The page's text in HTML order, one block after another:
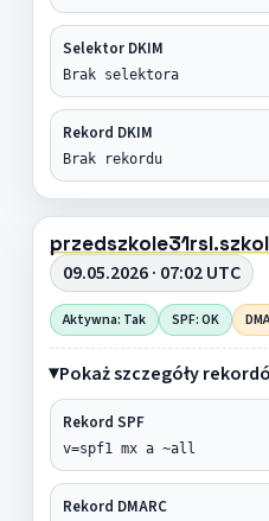
Selektor DKIM
Brak selektora
Rekord DKIM
Brak rekordu
09.05.2026 · 07:02 UTC
Aktywna: Tak SPF: OK
Pokaż szczegóły
Rekord SPF
v=spf1 mx a ~all
Rekord DMARC